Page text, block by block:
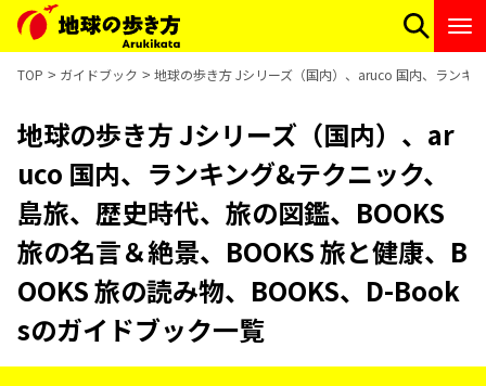
TOP ガイドブック 地球の歩き方 Jシリーズ（国内）、aruco 国内、ランキ
地球の歩き方 Jシリーズ（国内）、ar
uco 国内、ランキング&テクニック、
島旅、歴史時代、旅の図鑑、BOOKS
旅の名言＆絶景、BOOKS 旅と健康、B
OOKS 旅の読み物、BOOKS、D-Book
sのガイドブック一覧